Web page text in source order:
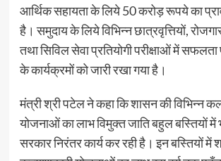
आर्थिक सहायता के लिये 50 करोड़ रूपये का
है। समुदाय के लिये विभिन्न छात्रवृत्तियों,
तथा सिविल सेवा प्रतियोगी परीक्षाओं में सफलता
के कार्यक्रमों को जारी रखा गया है।
मंत्री श्री पटेल ने कहा कि शासन की विभिन्न
योजनाओं का लाभ विमुक्त जाति बहुल बस्तियों में
सरकार निरंतर कार्य कर रही है। इन बस्तियों में